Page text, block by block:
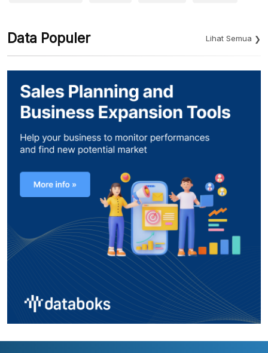
Data Populer Lihat Semua